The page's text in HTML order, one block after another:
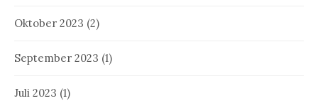
Oktober 2023 (2)
September 2023 (1)
Juli 2023 (1)